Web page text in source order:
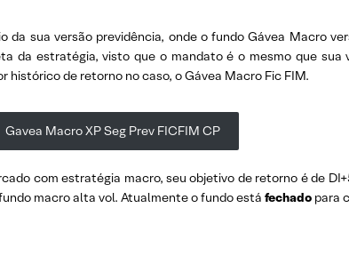
sua versão previdência, onde o fundo Gávea Macro
da estratégia, visto que o mandato é o mesmo que sua
histórico de retorno no caso, o Gávea Macro Fic FIM.
Gavea Macro XP Seg Prev FICFIM CP
com estratégia macro, seu objetivo de retorno é de
macro alta vol. Atualmente o fundo está fechado para